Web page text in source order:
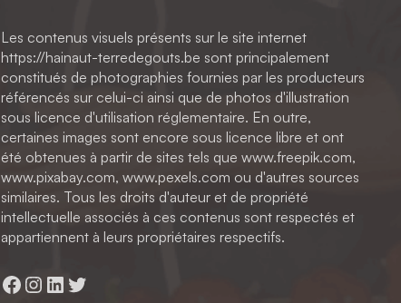
Les contenus visuels présents sur le site internet
https://hainaut-terredegouts.be sont principalement
constitués de photographies fournies par les producteurs
référencés sur celui-ci ainsi que de photos d'illustration
sous licence d'utilisation réglementaire. En outre,
certaines images sont encore sous licence libre et ont
été obtenues à partir de sites tels que www.freepik.com,
www.pixabay.com, www.pexels.com ou d'autres sources
similaires. Tous les droits d'auteur et de propriété
intellectuelle associés à ces contenus sont respectés et
appartiennent à leurs propriétaires respectifs.
Facebook
Instagram
LinkedIn
Twitter